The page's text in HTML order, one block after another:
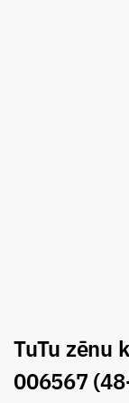
TuTu zēnu
006567